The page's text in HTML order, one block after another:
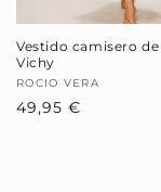
Vestido camisero
Vichy
Proveedor:
ROCIO VERA
Precio
49,95 €